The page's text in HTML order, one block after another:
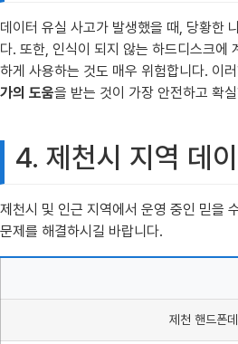
데이터 유실 사고가 발생했을 때, 당황한
다. 또한, 인식이 되지 않는 하드디스크에
하게 사용하는 것도 매우 위험합니다. 이
가의 도움을 받는 것이 가장 안전하고 확
4. 제천시 지역 데
제천시 및 인근 지역에서 운영 중인 믿을
문제를 해결하시길 바랍니다.
제천 핸드폰